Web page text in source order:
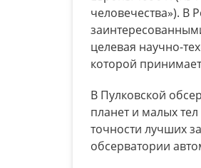
человечества»). В
целевая научно-
которой
В Пулковской
планет и малых
точности лучших
обсерватории